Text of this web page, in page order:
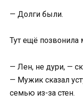
— Долги были.
Тут ещё позвонила
— Лен, не дури, —
— Мужик сказал
семью из-за стен.